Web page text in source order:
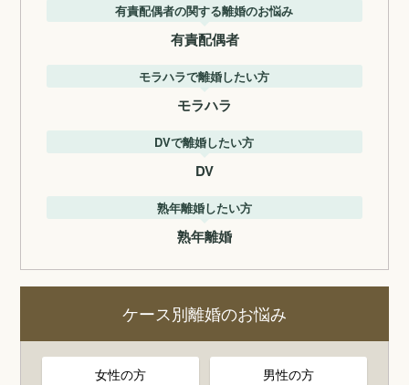
有責配偶者の関する離婚のお悩み
有責配偶者
モラハラで離婚したい方
モラハラ
DVで離婚したい方
DV
熟年離婚したい方
熟年離婚
ケース別離婚のお悩み
女性の方 男性の方